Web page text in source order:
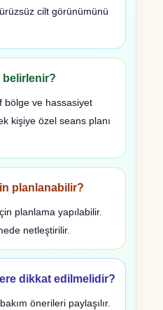
cilt görünümünü
belirlenir?
bölge ve hassasiyet
kişiye özel seans planı
planlanabilir?
planlama yapılabilir.
netleştirilir.
dikkat edilmelidir?
önerileri paylaşılır.